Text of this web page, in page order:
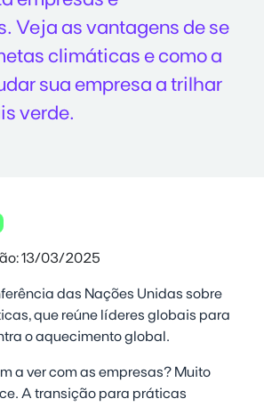
Veja as vantagens de se
climáticas e como a
sua empresa a trilhar
verde.
13/03/2025
das Nações Unidas sobre
que reúne líderes globais para
o aquecimento global .
a ver com as empresas? Muito
A transição para práticas